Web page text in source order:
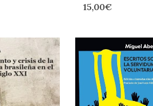
15,00€